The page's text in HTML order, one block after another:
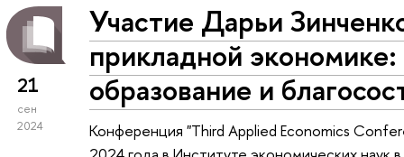
21
сен
2024
Участие Дарьи
прикладной
образование и
Конференция "Third Applied Economics